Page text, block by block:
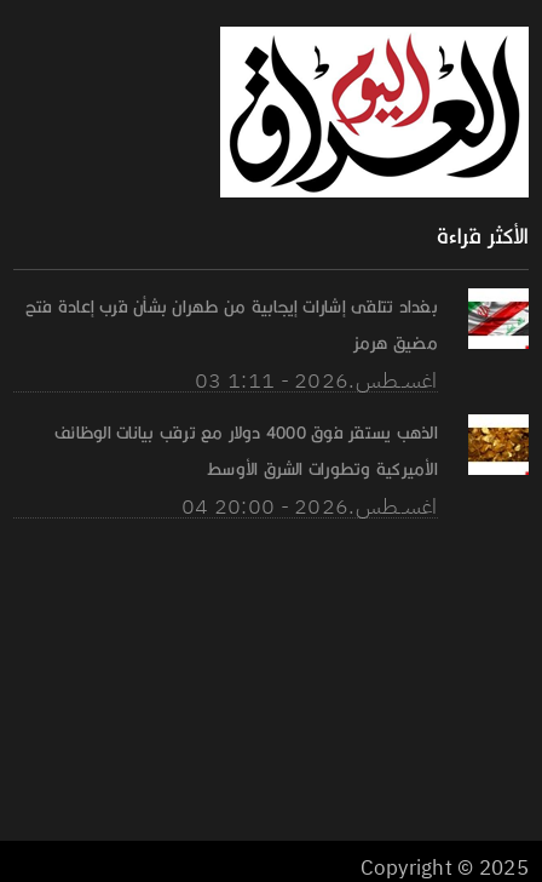
الأكثر قراءة
بغداد تتلقى إشارات إيجابية من طهران بشأن قرب إعادة فتح
مضيق هرمز
03 اغســطس.2026 - 1:11
الذهب يستقر فوق 4000 دولار مع ترقب بيانات الوظائف
الأميركية وتطورات الشرق الأوسط
04 اغســطس.2026 - 20:00
Copyright © 2025